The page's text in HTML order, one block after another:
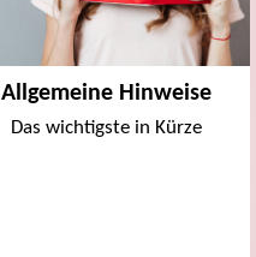
Allgemeine Hinweise
Das wichtigste in Kürze